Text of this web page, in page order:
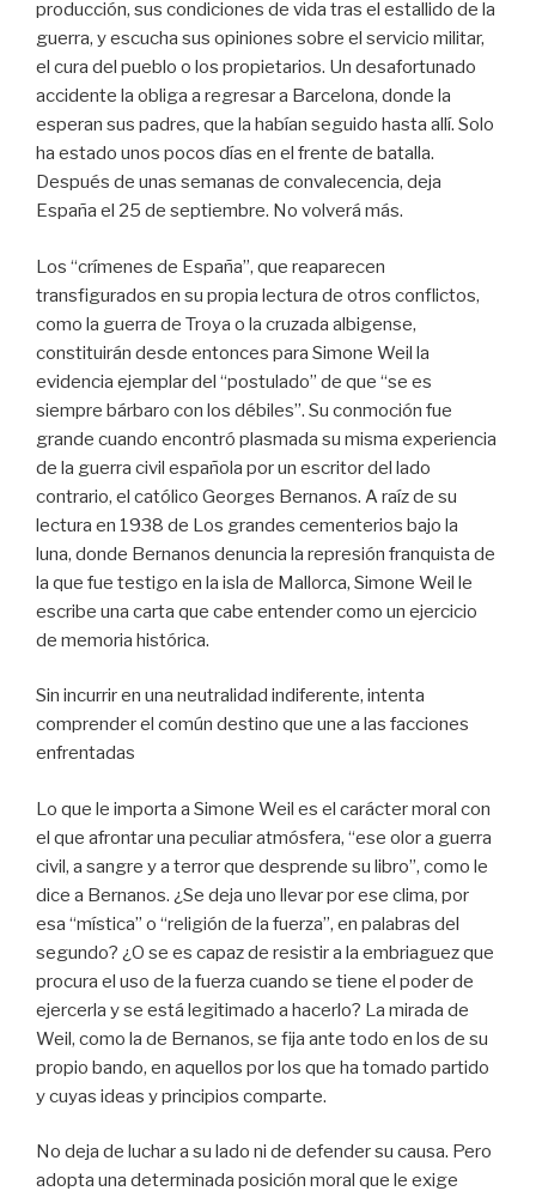
producción, sus condiciones de vida tras el estallido de la
guerra, y escucha sus opiniones sobre el servicio militar,
el cura del pueblo o los propietarios. Un desafortunado
accidente la obliga a regresar a Barcelona, donde la
esperan sus padres, que la habían seguido hasta allí. Solo
ha estado unos pocos días en el frente de batalla.
Después de unas semanas de convalecencia, deja
España el 25 de septiembre. No volverá más.
Los “crímenes de España”, que reaparecen
transfigurados en su propia lectura de otros conflictos,
como la guerra de Troya o la cruzada albigense,
constituirán desde entonces para Simone Weil la
evidencia ejemplar del “postulado” de que “se es
siempre bárbaro con los débiles”. Su conmoción fue
grande cuando encontró plasmada su misma experiencia
de la guerra civil española por un escritor del lado
contrario, el católico Georges Bernanos. A raíz de su
lectura en 1938 de Los grandes cementerios bajo la
luna, donde Bernanos denuncia la represión franquista de
la que fue testigo en la isla de Mallorca, Simone Weil le
escribe una carta que cabe entender como un ejercicio
de memoria histórica.
Sin incurrir en una neutralidad indiferente, intenta
comprender el común destino que une a las facciones
enfrentadas
Lo que le importa a Simone Weil es el carácter moral con
el que afrontar una peculiar atmósfera, “ese olor a guerra
civil, a sangre y a terror que desprende su libro”, como le
dice a Bernanos. ¿Se deja uno llevar por ese clima, por
esa “mística” o “religión de la fuerza”, en palabras del
segundo? ¿O se es capaz de resistir a la embriaguez que
procura el uso de la fuerza cuando se tiene el poder de
ejercerla y se está legitimado a hacerlo? La mirada de
Weil, como la de Bernanos, se fija ante todo en los de su
propio bando, en aquellos por los que ha tomado partido
y cuyas ideas y principios comparte.
No deja de luchar a su lado ni de defender su causa. Pero
adopta una determinada posición moral que le exige